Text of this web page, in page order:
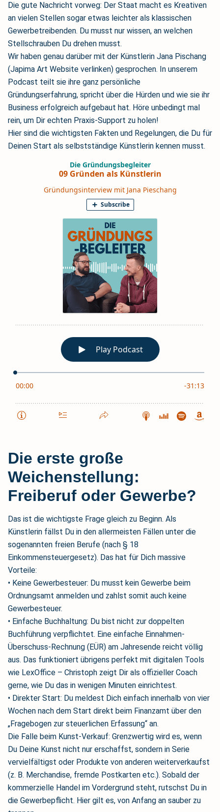
Die gute Nachricht vorweg: Der Staat macht es Kreativen
an vielen Stellen sogar etwas leichter als klassischen
Gewerbetreibenden. Du musst nur wissen, an welchen
Stellschrauben Du drehen musst.
Wir haben genau darüber mit der Künstlerin Jana Pischang
(Japima Art Website verlinken) gesprochen. In unserem
Podcast teilt sie ihre ganz persönliche
Gründungserfahrung, spricht über die Hürden und wie sie ihr
Business erfolgreich aufgebaut hat. Höre unbedingt mal
rein, um Dir echten Praxis-Support zu holen!
Hier sind die wichtigsten Fakten und Regelungen, die Du für
Deinen Start als selbstständige Künstlerin kennen musst.
Die erste große
Weichenstellung:
Freiberuf oder Gewerbe?
Das ist die wichtigste Frage gleich zu Beginn. Als
Künstlerin fällst Du in den allermeisten Fällen unter die
sogenannten freien Berufe (nach § 18
Einkommensteuergesetz). Das hat für Dich massive
Vorteile:
• Keine Gewerbesteuer: Du musst kein Gewerbe beim
Ordnungsamt anmelden und zahlst somit auch keine
Gewerbesteuer.
• Einfache Buchhaltung: Du bist nicht zur doppelten
Buchführung verpflichtet. Eine einfache Einnahmen-
Überschuss-Rechnung (EÜR) am Jahresende reicht völlig
aus. Das funktioniert übrigens perfekt mit digitalen Tools
wie LexOffice – Christoph zeigt Dir als offizieller Coach
gerne, wie Du das in wenigen Minuten einrichtest.
• Direkter Start: Du meldest Dich einfach innerhalb von vier
Wochen nach dem Start direkt beim Finanzamt über den
„Fragebogen zur steuerlichen Erfassung“ an.
Die Falle beim Kunst-Verkauf: Grenzwertig wird es, wenn
Du Deine Kunst nicht nur erschaffst, sondern in Serie
vervielfältigst oder Produkte von anderen weiterverkaufst
(z. B. Merchandise, fremde Postkarten etc.). Sobald der
kommerzielle Handel im Vordergrund steht, rutschst Du in
die Gewerbepflicht. Hier gilt es, von Anfang an sauber zu